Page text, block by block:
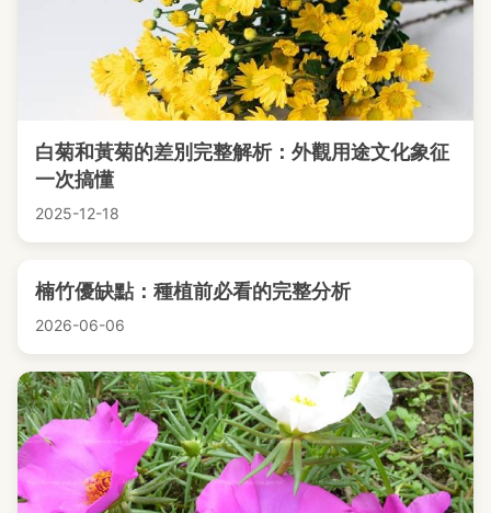
白菊和黃菊的差別完整解析：外觀用途文化象征
一次搞懂
2025-12-18
楠竹優缺點：種植前必看的完整分析
2026-06-06